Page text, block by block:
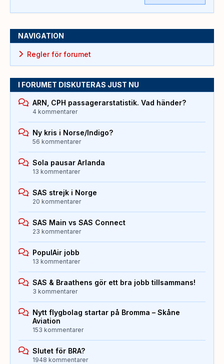
NAVIGATION
Regler för forumet
I FORUMET DISKUTERAS JUST NU
ARN, CPH passagerarstatistik. Vad händer?
4 kommentarer
Ny kris i Norse/Indigo?
56 kommentarer
Sola pausar Arlanda
13 kommentarer
SAS strejk i Norge
20 kommentarer
SAS Main vs SAS Connect
23 kommentarer
PopulAir jobb
13 kommentarer
SAS & Braathens gör ett bra jobb tillsammans!
3 kommentarer
Nytt flygbolag startar på Bromma – Skåne
Aviation
153 kommentarer
Slutet för BRA?
1948 kommentarer